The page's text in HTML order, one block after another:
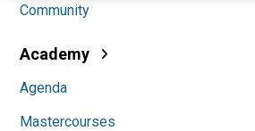
Community
Academy
Agenda
Mastercourses